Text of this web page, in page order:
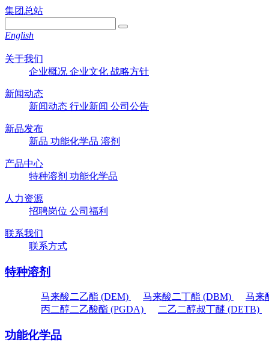
集团总站
English
关于我们
企业概况 企业文化 战略方针
新闻动态
新闻动态 行业新闻 公司公告
新品发布
新品 功能化学品 溶剂
产品中心
特种溶剂 功能化学品
人力资源
招聘岗位 公司福利
联系我们
联系方式
特种溶剂
马来酸二乙酯 (DEM) 马来酸二丁酯 (DBM)
马来
丙二醇二乙酸酯 (PGDA)
二乙二醇叔丁醚 (DETB)
功能化学品